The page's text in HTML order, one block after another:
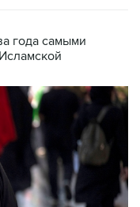
года самыми